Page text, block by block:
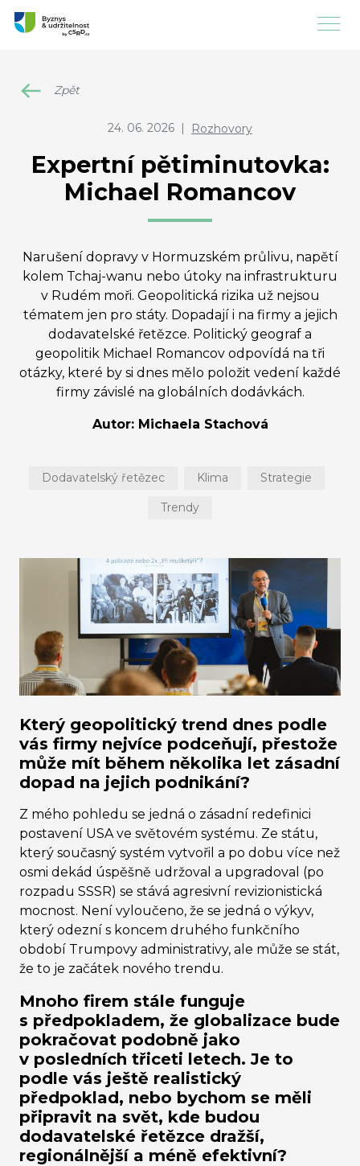
Zpět
24. 06. 2026 | Rozhovory
Expertní pětiminutovka:
Michael Romancov
Narušení dopravy v Hormuzském průlivu, napětí
kolem Tchaj-wanu nebo útoky na infrastrukturu
v Rudém moři. Geopolitická rizika už nejsou
tématem jen pro státy. Dopadají i na firmy a jejich
dodavatelské řetězce. Politický geograf a
geopolitik Michael Romancov odpovídá na tři
otázky, které by si dnes mělo položit vedení každé
firmy závislé na globálních dodávkách.
Autor: Michaela Stachová
Dodavatelský řetězec Klima Strategie
Trendy
Který geopolitický trend dnes podle
vás firmy nejvíce podceňují, přestože
může mít během několika let zásadní
dopad na jejich podnikání?
Z mého pohledu se jedná o zásadní redefinici
postavení USA ve světovém systému. Ze státu,
který současný systém vytvořil a po dobu více než
osmi dekád úspěšně udržoval a upgradoval (po
rozpadu SSSR) se stává agresivní revizionistická
mocnost. Není vyloučeno, že se jedná o výkyv,
který odezní s koncem druhého funkčního
období Trumpovy administrativy, ale může se stát,
že to je začátek nového trendu.
Mnoho firem stále funguje
s předpokladem, že globalizace bude
pokračovat podobně jako
v posledních třiceti letech. Je to
podle vás ještě realistický
předpoklad, nebo bychom se měli
připravit na svět, kde budou
dodavatelské řetězce dražší,
regionálnější a méně efektivní?